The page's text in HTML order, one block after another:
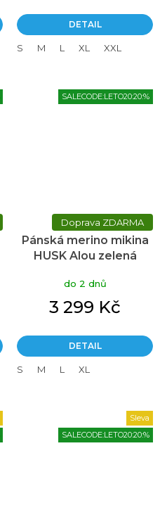
DETAIL
S M L XL XXL
SALECODE:LETO20:20:%
ZDARMA
Pánská merino mikina
HUSK Alou zelená
do 2 dnů
3 299 Kč
DETAIL
S M L XL
Sleva
SALECODE:LETO20:20:%